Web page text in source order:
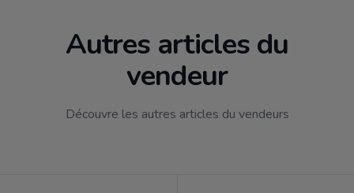
Autres articles du
vendeur
Découvre les autres articles du vendeurs